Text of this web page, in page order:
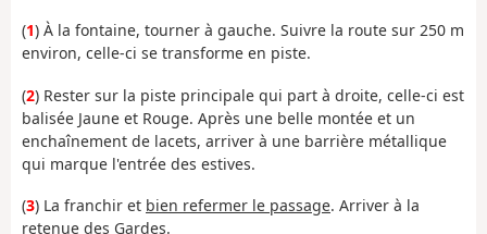
(1) À la fontaine, tourner à gauche. Suivre la route sur 250 m
environ, celle-ci se transforme en piste.
(2) Rester sur la piste principale qui part à droite, celle-ci est
balisée Jaune et Rouge. Après une belle montée et un
enchaînement de lacets, arriver à une barrière métallique
qui marque l'entrée des estives.
(3) La franchir et bien refermer le passage. Arriver à la
retenue des Gardes.